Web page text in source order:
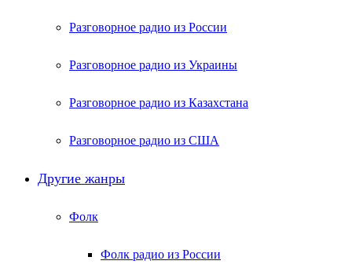
Разговорное радио из России
Разговорное радио из Украины
Разговорное радио из Казахстана
Разговорное радио из США
Другие жанры
Фолк
Фолк радио из России